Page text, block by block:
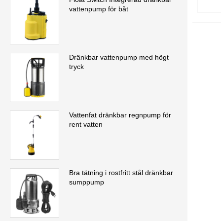
vattenpump för båt
Dränkbar vattenpump med högt
tryck
Vattenfat dränkbar regnpump för
rent vatten
Bra tätning i rostfritt stål dränkbar
sumppump